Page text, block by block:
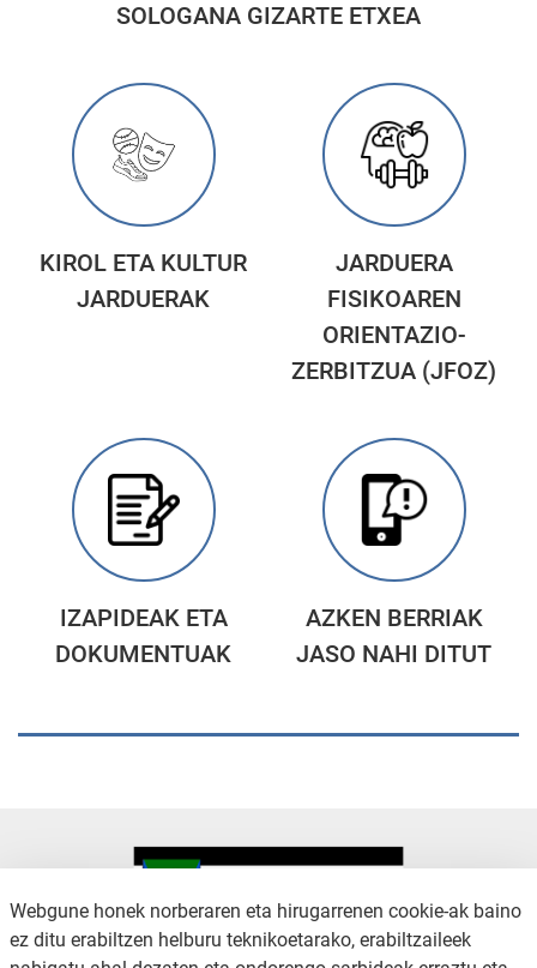
SOLOGANA GIZARTE ETXEA
KIROL ETA KULTUR
JARDUERAK
JARDUERA
FISIKOAREN
ORIENTAZIO-
ZERBITZUA (JFOZ)
IZAPIDEAK ETA
DOKUMENTUAK
AZKEN BERRIAK
JASO NAHI DITUT
Webgune honek norberaren eta hirugarrenen cookie-ak baino
ez ditu erabiltzen helburu teknikoetarako, erabiltzaileek